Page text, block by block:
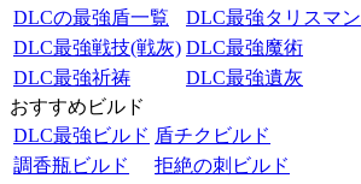
DLCの最強盾一覧
DLC最強タリスマン
DLC最強戦技(戦灰) DLC最強魔術
DLC最強祈祷
DLC最強遺灰
おすすめビルド
DLC最強ビルド 盾チクビルド
調香瓶ビルド
拒絶の刺ビルド